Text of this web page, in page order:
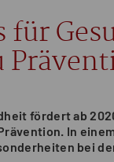
für
fördert ab
In
bei